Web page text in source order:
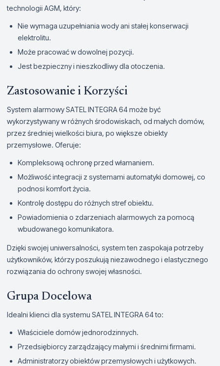
technologii AGM, który:
Nie wymaga uzupełniania wody ani stałej konserwacji
elektrolitu.
Może pracować w dowolnej pozycji.
Jest bezpieczny i nieszkodliwy dla otoczenia.
Zastosowanie i Korzyści
System alarmowy SATEL INTEGRA 64 może być
wykorzystywany w różnych środowiskach, od małych domów,
przez średniej wielkości biura, po większe obiekty
przemysłowe. Oferuje:
Kompleksową ochronę przed włamaniem.
Możliwość integracji z systemami automatyki domowej, co
podnosi komfort życia.
Kontrolę dostępu do różnych stref obiektu.
Powiadomienia o zdarzeniach alarmowych za pomocą
wbudowanego komunikatora.
Dzięki swojej uniwersalności, system ten zaspokaja potrzeby
użytkowników, którzy poszukują niezawodnego i elastycznego
rozwiązania do ochrony swojej własności.
Grupa Docelowa
Idealni klienci dla systemu SATEL INTEGRA 64 to:
Właściciele domów jednorodzinnych.
Przedsiębiorcy zarządzający małymi i średnimi firmami.
Administratorzy obiektów przemysłowych i użytkowych.